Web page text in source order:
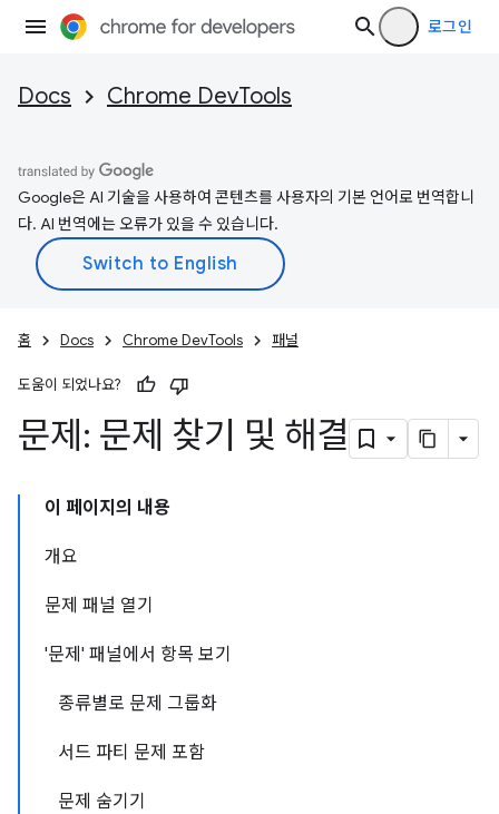
로그인
Docs Chrome DevTools
Google은 AI 기술을 사용하여 콘텐츠를 사용자의 기본 언어로 번역합니
다. AI 번역에는 오류가 있을 수 있습니다.
홈 Docs Chrome DevTools 패널
도움이 되었나요?
문제: 문제 찾기 및 해결
이 페이지의 내용
개요
문제 패널 열기
'문제' 패널에서 항목 보기
종류별로 문제 그룹화
서드 파티 문제 포함
문제 숨기기